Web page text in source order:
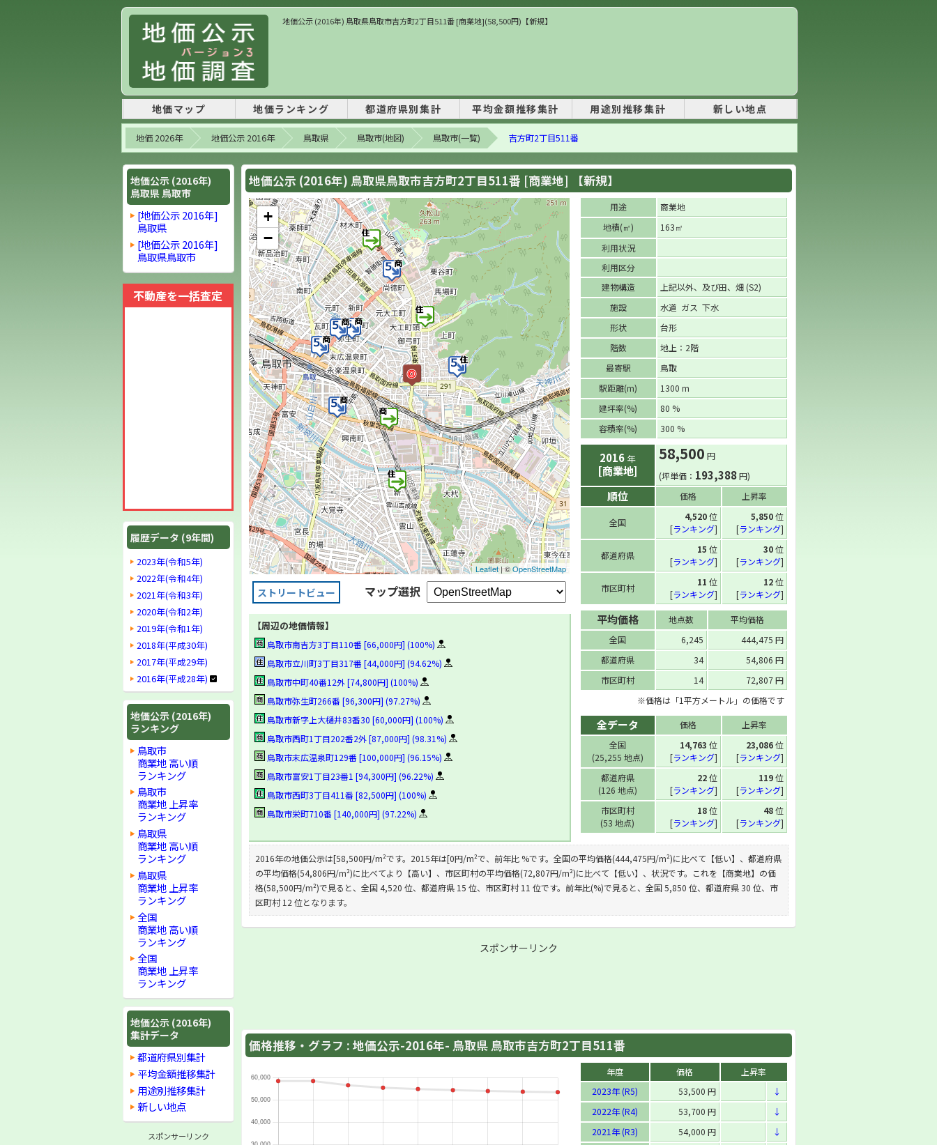
地価公示 (2016年) 鳥取県鳥取市吉方町2丁目511番 [商業地](58,500円)【新規】
地価マップ 地価ランキング 都道府県別集計 平均金額推移集計 用途別推移集計 新しい地点
地価 2026年 地価公示 2016年 鳥取県 鳥取市(地図) 鳥取市(一覧) 吉方町2丁目511番
地価公示 (2016年) 鳥取県鳥取市吉方町2丁目511番 [商業地] 【新規】
+
−
Leaflet| ©OpenStreetMap
ストリートビュー マップ選択
【周辺の地価情報】
鳥取市南吉方3丁目110番 [66,000円] (100%)
鳥取市立川町3丁目317番 [44,000円] (94.62%)
鳥取市中町40番12外 [74,800円] (100%)
鳥取市弥生町266番 [96,300円] (97.27%)
鳥取市新字上大樋井83番30 [60,000円] (100%)
鳥取市西町1丁目202番2外 [87,000円] (98.31%)
鳥取市末広温泉町129番 [100,000円] (96.15%)
鳥取市富安1丁目23番1 [94,300円] (96.22%)
鳥取市西町3丁目411番 [82,500円] (100%)
鳥取市栄町710番 [140,000円] (97.22%)
用途
商業地
地積(㎡) 163 ㎡
利用状況
利用区分
建物構造
上記以外、及び田、畑 (S2)
施設
水道 ガス 下水
形状
台形
階数
地上：2階
最寄駅
鳥取
駅距離(m)
1300 m
建坪率(%)
80 %
容積率(%)
300 %
2016 年
[商業地]
58,500 円
(坪単価： 193,388円)
順位 価格 上昇率
全国
4,520位
[ランキング]
5,850位
[ランキング]
都道府県
15 位
[ランキング]
30位
[ランキング]
市区町村
11 位
[ランキング]
12位
[ランキング]
平均価格 地点数
平均価格
全国
6,245
444,475 円
都道府県
34
54,806 円
市区町村
14
72,807 円
※価格は「1平方メートル」の価格です
全データ 価格
上昇率
全国
(25,255 地点)
14,763 位
[ランキング]
23,086位
[ランキング]
都道府県
(126 地点)
22位
[ランキング]
119位
[ランキング]
市区町村
(53 地点)
18位
[ランキング]
48位
[ランキング]
2016年の地価公示は[58,500円/m²です。2015年は[0円/m²で、前年比 %です。全国の平均価格(444,475円/m²)に比べて【低い】、都道府県
の平均価格(54,806円/m²)に比べてより【高い】、市区町村の平均価格(72,807円/m²)に比べて【低い】、状況です。これを【商業地】の価
格(58,500円/m²)で見ると、全国 4,520 位、都道府県 15 位、市区町村 11 位です。前年比(%)で見ると、全国 5,850 位、都道府県 30 位、市
区町村 12 位となります。
スポンサーリンク
価格推移・グラフ : 地価公示-2016年- 鳥取県 鳥取市吉方町2丁目511番
年度 価格
上昇率
2023年 (R5)
53,500 円
↓
2022年 (R4)
53,700 円
↓
2021年 (R3)
54,000 円
↓
地価公示 (2016年)
鳥取県 鳥取市
[地価公示 2016年]
鳥取県
[地価公示 2016年]
鳥取県鳥取市
不動産を一括査定
履歴データ (9年間)
2023年(令和5年)
2022年(令和4年)
2021年(令和3年)
2020年(令和2年)
2019年(令和1年)
2018年(平成30年)
2017年(平成29年)
2016年(平成28年)
地価公示 (2016年)
ランキング
鳥取市
商業地 高い順
ランキング
鳥取市
商業地 上昇率
ランキング
鳥取県
商業地 高い順
ランキング
鳥取県
商業地 上昇率
ランキング
全国
商業地 高い順
ランキング
全国
商業地 上昇率
ランキング
地価公示 (2016年)
集計データ
都道府県別集計
平均金額推移集計
用途別推移集計
新しい地点
スポンサーリンク